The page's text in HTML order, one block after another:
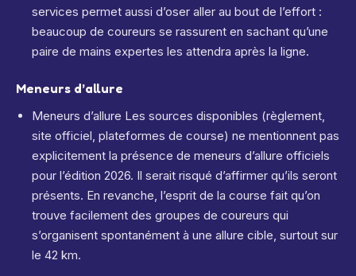
services permet aussi d’oser aller au bout de l’effort :
beaucoup de coureurs se rassurent en sachant qu’une
paire de mains expertes les attendra après la ligne.
Meneurs d’allure
Meneurs d’allure Les sources disponibles (règlement,
site officiel, plateformes de course) ne mentionnent pas
explicitement la présence de meneurs d’allure officiels
pour l’édition 2026. Il serait risqué d’affirmer qu’ils seront
présents. En revanche, l’esprit de la course fait qu’on
trouve facilement des groupes de coureurs qui
s’organisent spontanément à une allure cible, surtout sur
le 42 km.